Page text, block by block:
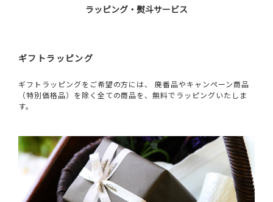
ラッピング・熨斗サービス
ギフトラッピング
ギフトラッピングをご希望の方には、 廃番品やキャンペーン商品
（特別価格品）を除く全ての商品を、無料でラッピングいたしま
す。